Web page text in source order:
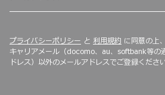
プライバシーポリシー と 利用規約 に同意の上
キャリアメール（docomo、au、softbank等の
ドレス）以外のメールアドレスでご登録ください